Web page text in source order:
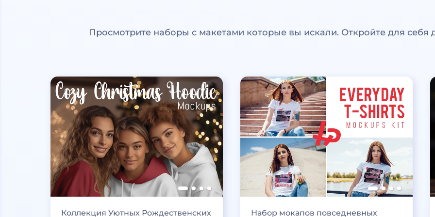
Просмотрите наборы с макетами которые вы искали. Откройте для себя
Коллекция Уютных Рождественских Набор мокапов повседневных